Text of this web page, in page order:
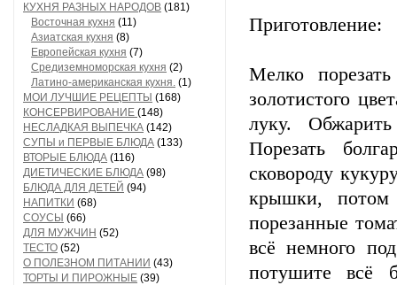
КУХНЯ РАЗНЫХ НАРОДОВ (181)
Восточная кухня (11)
Азиатская кухня (8)
Европейская кухня (7)
Средиземноморская кухня (2)
Латино-американская кухня. (1)
МОИ ЛУЧШИЕ РЕЦЕПТЫ (168)
КОНСЕРВИРОВАНИЕ (148)
НЕСЛАДКАЯ ВЫПЕЧКА (142)
СУПЫ и ПЕРВЫЕ БЛЮДА (133)
ВТОРЫЕ БЛЮДА (116)
ДИЕТИЧЕСКИЕ БЛЮДА (98)
БЛЮДА ДЛЯ ДЕТЕЙ (94)
НАПИТКИ (68)
СОУСЫ (66)
ДЛЯ МУЖЧИН (52)
ТЕСТО (52)
О ПОЛЕЗНОМ ПИТАНИИ (43)
ТОРТЫ И ПИРОЖНЫЕ (39)
Приготовление:
Мелко
золотистого
луку.
Порезать
сковороду
крышки, потом
порезанные
всё немного
потушите всё